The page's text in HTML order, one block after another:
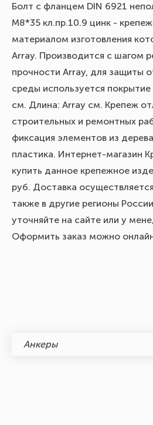
Болт с фланцем DIN 6921
М8*35 кл.пр.10.9 цинк -
материалом изготовления
Array. Производится с шагом
прочности Array, для защиты
среды используется
см. Длина: Array см. Крепеж
строительных и ремонтных
фиксация элементов из
пластика. Интернет-магазин
купить данное крепежное
руб. Доставка
также в другие регионы
уточняйте на сайте или у
Оформить заказ можно
Анкеры